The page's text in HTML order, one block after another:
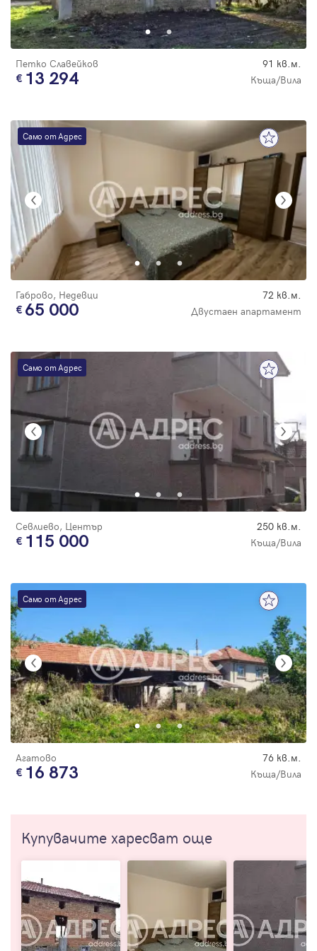
Петко Славейков 91 кв.м.
13 294 Къща/Вила
Само от Адрес
Габрово, Недевци 72 кв.м.
65 000 Двустаен апартамент
Само от Адрес
Севлиево, Център 250 кв.м.
115 000 Къща/Вила
Само от Адрес
Агатово 76 кв.м.
16 873 Къща/Вила
Купувачите харесват още
Парола
Забравена парола